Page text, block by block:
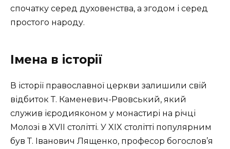
спочатку серед духовенства, а згодом і серед
простого народу.
Імена в історії
В історії православної церкви залишили свій
відбиток Т. Каменевич-Рвовський, який
служив ієродияконом у монастирі на річці
Молозі в XVII столітті. У XIX столітті популярним
був Т. Іванович Лященко, професор богослов’я